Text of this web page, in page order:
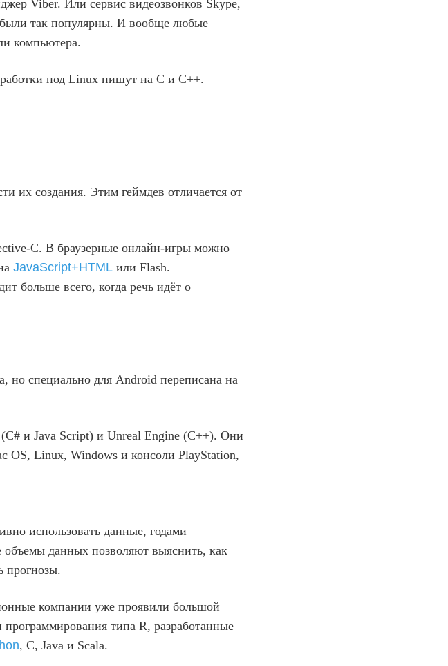
Viber. Или сервис видеозвонков Skype,
были так популярны. И вообще любые
компьютера.
под Linux пишут на C и C++.
их создания. Этим геймдев отличается от
C. В браузерные онлайн-игры можно
JavaScript+HTML или Flash.
больше всего, когда речь идёт о
специально для Android переписана на
и Java Script) и Unreal Engine (C++). Они
OS, Linux, Windows и консоли PlayStation,
использовать данные, годами
данных позволяют выяснить, как
прогнозы.
компании уже проявили большой
типа R, разработанные
, C, Java и Scala.